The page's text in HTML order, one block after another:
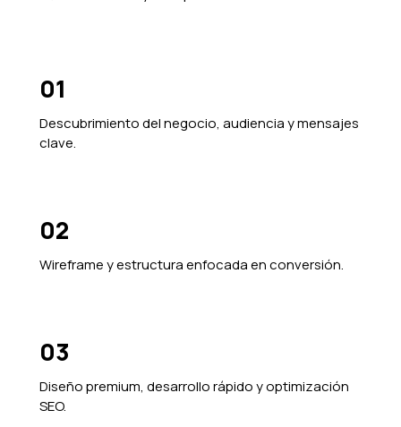
01
Descubrimiento del negocio, audiencia y mensajes
clave.
02
Wireframe y estructura enfocada en conversión.
03
Diseño premium, desarrollo rápido y optimización
SEO.